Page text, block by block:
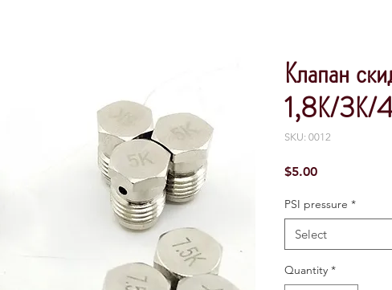
Клапан
1,8К/3К/
SKU: 0012
$5.00Price
PSI pressure *
Select
Quantity *